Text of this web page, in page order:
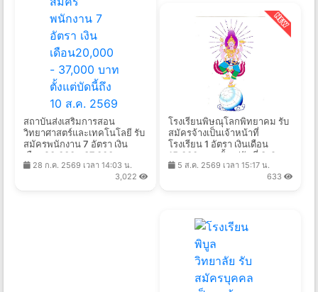
สถาบันส่งเสริมการสอน
วิทยาศาสตร์และเทคโนโลยี รับ
สมัครพนักงาน 7 อัตรา เงิน
เดือน20,000 - 37,000 บาท
ตั้งแต่บัดนี้ถึง 10 ส.ค. 2569
28 ก.ค. 2569 เวลา 14:03 น.
3,022
โรงเรียนพิษณุโลกพิทยาคม รับ
สมัครจ้างเป็นเจ้าหน้าที่
โรงเรียน 1 อัตรา เงินเดือน
15,000 บาท ตั้งแต่วันที่ 3-9
ส.ค. 2569
5 ส.ค. 2569 เวลา 15:17 น.
633